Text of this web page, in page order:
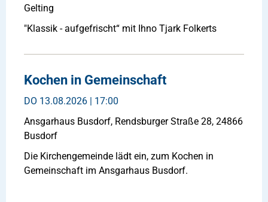
Gelting
"Klassik - aufgefrischt“ mit Ihno Tjark Folkerts
Kochen in Gemeinschaft
DO 13.08.2026 | 17:00
Ansgarhaus Busdorf, Rendsburger Straße 28, 24866
Busdorf
Die Kirchengemeinde lädt ein, zum Kochen in
Gemeinschaft im Ansgarhaus Busdorf.